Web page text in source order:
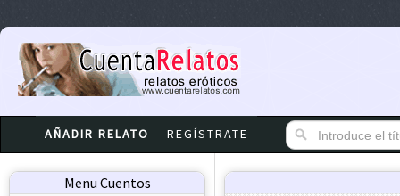
AÑADIR RELATO REGÍSTRATE
Menu Cuentos